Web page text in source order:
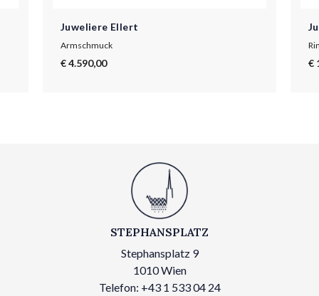
Juweliere Ellert
Armschmuck
€ 4.590,00 €
STEPHANSPLATZ
Stephansplatz 9
1010 Wien
Telefon: +43 1 533 04 24